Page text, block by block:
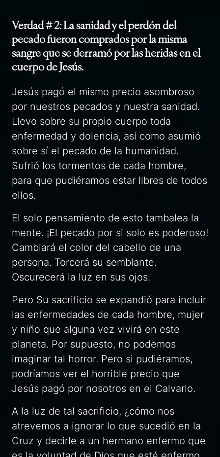
Verdad # 2: La sanidad y el perdón del
pecado fueron comprados por la misma
sangre que se derramó por las heridas en el
cuerpo de Jesús.
Jesús pagó el mismo precio asombroso
por nuestros pecados y nuestra sanidad.
Llevo sobre su propio cuerpo toda
enfermedad y dolencia, así como asumió
sobre sí el pecado de la humanidad.
Sufrió los tormentos de cada hombre,
para que pudiéramos estar libres de todos
ellos.
El solo pensamiento de esto tambalea la
mente. ¡El pecado por si solo es poderoso!
Cambiará el color del cabello de una
persona. Torcerá su semblante.
Oscurecerá la luz en sus ojos.
Pero Su sacrificio se expandió para incluir
las enfermedades de cada hombre, mujer
y niño que alguna vez vivirá en este
planeta. Por supuesto, no podemos
imaginar tal horror. Pero si pudiéramos,
podríamos ver el horrible precio que
Jesús pagó por nosotros en el Calvario.
A la luz de tal sacrificio, ¿cómo nos
atrevemos a ignorar lo que sucedió en la
Cruz y decirle a un hermano enfermo que